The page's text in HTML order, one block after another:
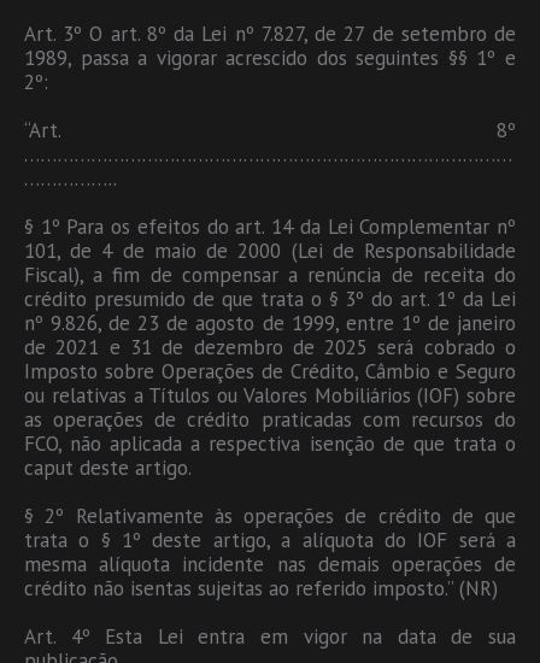
Art. 3º O art. 8º da Lei nº 7.827, de 27 de setembro de
1989, passa a vigorar acrescido dos seguintes §§ 1º e
2º:
“Art. 8º
……………………………………………………………………………
……………..
§ 1º Para os efeitos do art. 14 da Lei Complementar nº
101, de 4 de maio de 2000 (Lei de Responsabilidade
Fiscal), a fim de compensar a renúncia de receita do
crédito presumido de que trata o § 3º do art. 1º da Lei
nº 9.826, de 23 de agosto de 1999, entre 1º de janeiro
de 2021 e 31 de dezembro de 2025 será cobrado o
Imposto sobre Operações de Crédito, Câmbio e Seguro
ou relativas a Títulos ou Valores Mobiliários (IOF) sobre
as operações de crédito praticadas com recursos do
FCO, não aplicada a respectiva isenção de que trata o
caput deste artigo.
§ 2º Relativamente às operações de crédito de que
trata o § 1º deste artigo, a alíquota do IOF será a
mesma alíquota incidente nas demais operações de
crédito não isentas sujeitas ao referido imposto.” (NR)
Art. 4º Esta Lei entra em vigor na data de sua